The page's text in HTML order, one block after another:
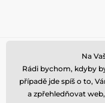
Na
Rádi bychom, kdyby
případě jde spíš o to,
a zpřehledňovat